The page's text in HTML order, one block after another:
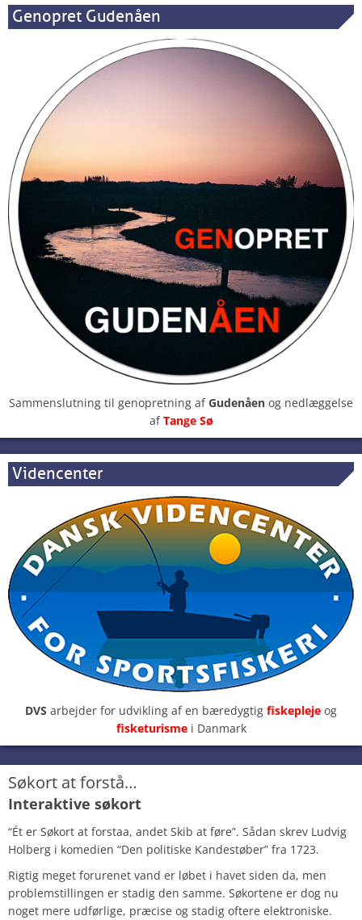
Genopret Gudenåen
Sammenslutning til genopretning afGudenåen og nedlæggelse
afTange Sø
Videncenter
DVS arbejder for udvikling af en bæredygtig fiskepleje og
fisketurisme i Danmark
Søkort at forstå…
Interaktive søkort
“Ét er Søkort at forstaa, andet Skib at føre”. Sådan skrev Ludvig
Holberg i komedien “Den politiske Kandestøber” fra 1723.
Rigtig meget forurenet vand er løbet i havet siden da, men
problemstillingen er stadig den samme. Søkortene er dog nu
noget mere udførlige, præcise og stadig oftere elektroniske.